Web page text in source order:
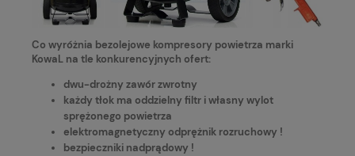
Co wyróżnia bezolejowe kompresory powietrza marki
KowaL na tle konkurencyjnych ofert:
dwu-drożny zawór zwrotny
każdy tłok ma oddzielny filtr i własny wylot
sprężonego powietrza
elektromagnetyczny odprężnik rozruchowy !
bezpieczniki nadprądowy !